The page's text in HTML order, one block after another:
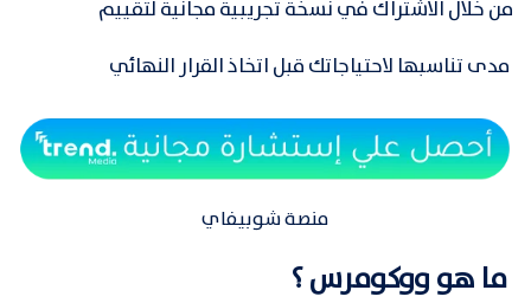
من خلال الاشتراك في نسخة تجريبية مجانية لتقييم
مدى تناسبها لاحتياجاتك قبل اتخاذ القرار النهائي
منصة شوبيفاي
ما هو ووكومرس ؟